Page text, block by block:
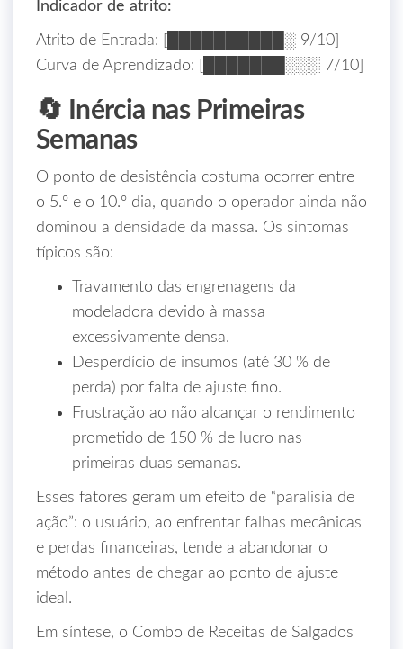
Indicador de atrito:
Atrito de Entrada: [██████████░ 9/10]
Curva de Aprendizado: [███████░░░ 7/10]
🔄 Inércia nas Primeiras
Semanas
O ponto de desistência costuma ocorrer entre
o 5.º e o 10.º dia, quando o operador ainda não
dominou a densidade da massa. Os sintomas
típicos são:
Travamento das engrenagens da
modeladora devido à massa
excessivamente densa.
Desperdício de insumos (até 30 % de
perda) por falta de ajuste fino.
Frustração ao não alcançar o rendimento
prometido de 150 % de lucro nas
primeiras duas semanas.
Esses fatores geram um efeito de “paralisia de
ação”: o usuário, ao enfrentar falhas mecânicas
e perdas financeiras, tende a abandonar o
método antes de chegar ao ponto de ajuste
ideal.
Em síntese, o Combo de Receitas de Salgados